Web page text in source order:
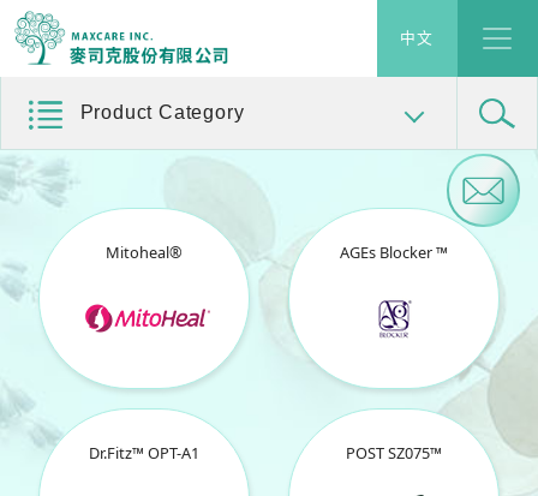
MAXCARE INC. 中文
Product Category
Mitoheal® AGEs Blocker ™
Dr.Fitz™ OPT-A1 POST SZ075™